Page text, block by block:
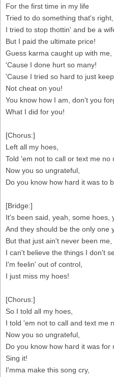
For the first time in my life
Tried to do something that's right,
I tried to stop thottin' and be a
But I paid the ultimate price!
Guess karma caught up with me,
'Cause I done hurt so many!
'Cause I tried so hard to just keep
Not cheat on you!
You know how I am, don't you
What I did for you!
[Chorus:]
Left all my hoes,
Told 'em not to call or text me no
Now you so ungrateful,
Do you know how hard it was to
[Bridge:]
It's been said, yeah, some hoes,
And they should be the only one
But that just ain't never been me,
I can't believe the things I don't
I'm feelin' out of control,
I just miss my hoes!
[Chorus:]
So I told all my hoes,
I told 'em not to call and text me
Now you so ungrateful,
Do you know how hard it was for
Sing it!
I'mma make this song cry,